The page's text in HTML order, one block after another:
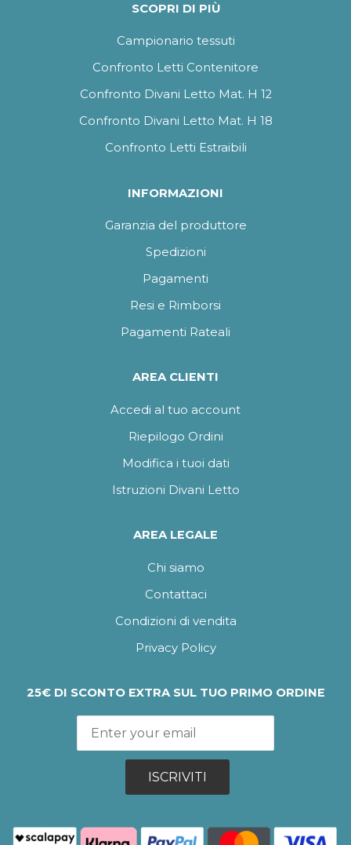
SCOPRI DI PIÙ
Campionario tessuti
Confronto Letti Contenitore
Confronto Divani Letto Mat. H 12
Confronto Divani Letto Mat. H 18
Confronto Letti Estraibili
INFORMAZIONI
Garanzia del produttore
Spedizioni
Pagamenti
Resi e Rimborsi
Pagamenti Rateali
AREA CLIENTI
Accedi al tuo account
Riepilogo Ordini
Modifica i tuoi dati
Istruzioni Divani Letto
AREA LEGALE
Chi siamo
Contattaci
Condizioni di vendita
Privacy Policy
25€ DI SCONTO EXTRA SUL TUO PRIMO ORDINE
ISCRIVITI